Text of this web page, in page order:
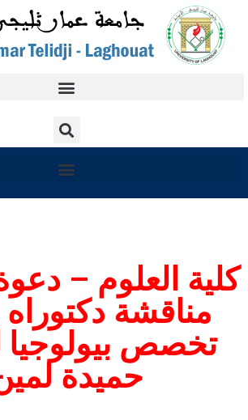
كلية العلوم –
مناقشة
تخصص بيولوجيا
حميدة